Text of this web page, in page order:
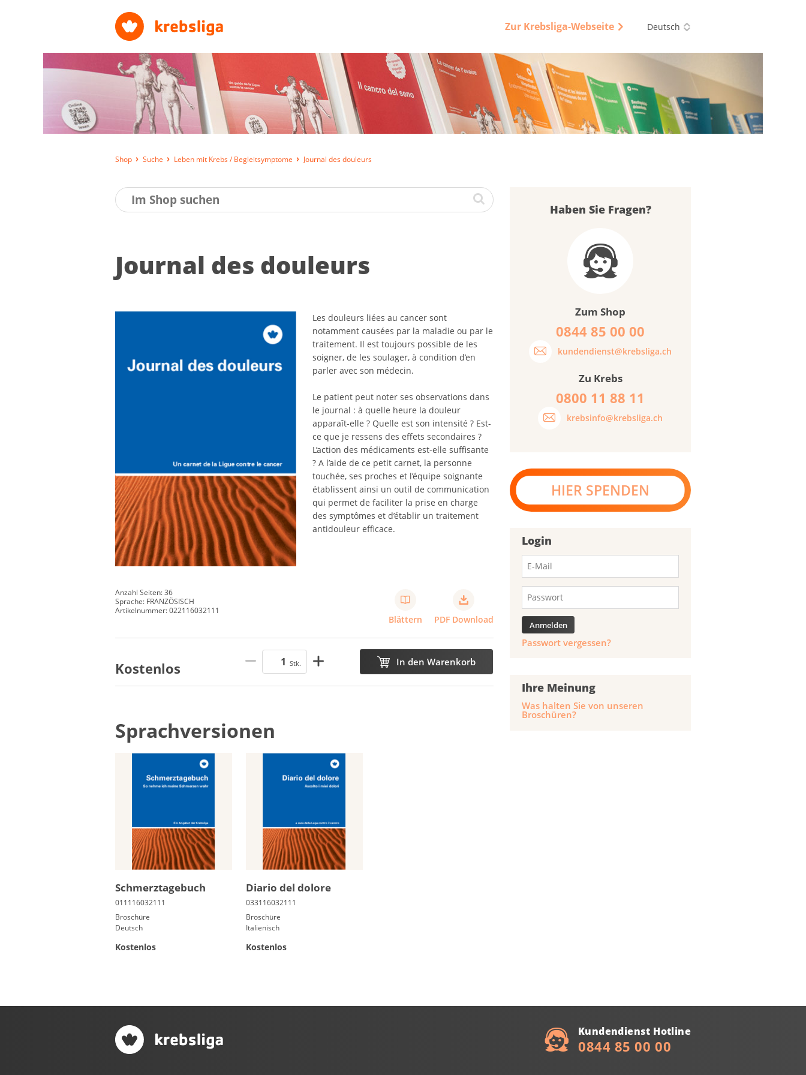
Zur Krebsliga-Webseite Deutsch
Shop Suche Leben mit Krebs / Begleitsymptome Journal des douleurs
Jour­nal des dou­leurs
Les douleurs liées au cancer sont
notamment causées par la maladie ou par le
traitement. Il est toujours possible de les
soigner, de les soulager, à condition d’en
parler avec son médecin.
Le patient peut noter ses observations dans
le journal : à quelle heure la douleur
apparaît-elle ? Quelle est son intensité ? Est-
ce que je ressens des effets secondaires ?
L’action des médicaments est-elle suffisante
? A l’aide de ce petit carnet, la personne
touchée, ses proches et l’équipe soignante
établissent ainsi un outil de communication
qui permet de faciliter la prise en charge
des symptômes et d’établir un traitement
antidouleur efficace.
Anzahl Seiten: 36
Sprache: FRANZÖSISCH
Artikelnummer: 022116032111
Blättern PDF Download
Kostenlos Stk. In den Warenkorb
Sprachversionen
Schmerz­ta­ge­buch
Broschüre
Deutsch
Kostenlos
Diario del dolore
Broschüre
Italienisch
Kostenlos
Haben Sie Fragen?
Zum Shop
0844 85 00 00
kundendienst@krebsliga.ch
Zu Krebs
0800 11 88 11
krebsinfo@krebsliga.ch
HIER SPENDEN
Login
Passwort vergessen?
Ihre Meinung
Was halten Sie von unseren
Broschüren?
Kundendienst Hotline
0844 85 00 00